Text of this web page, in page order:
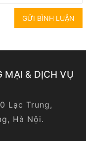
GỬI BÌNH LUẬN
MẠI & DỊCH VỤ
Lạc Trung,
Hà Nội.